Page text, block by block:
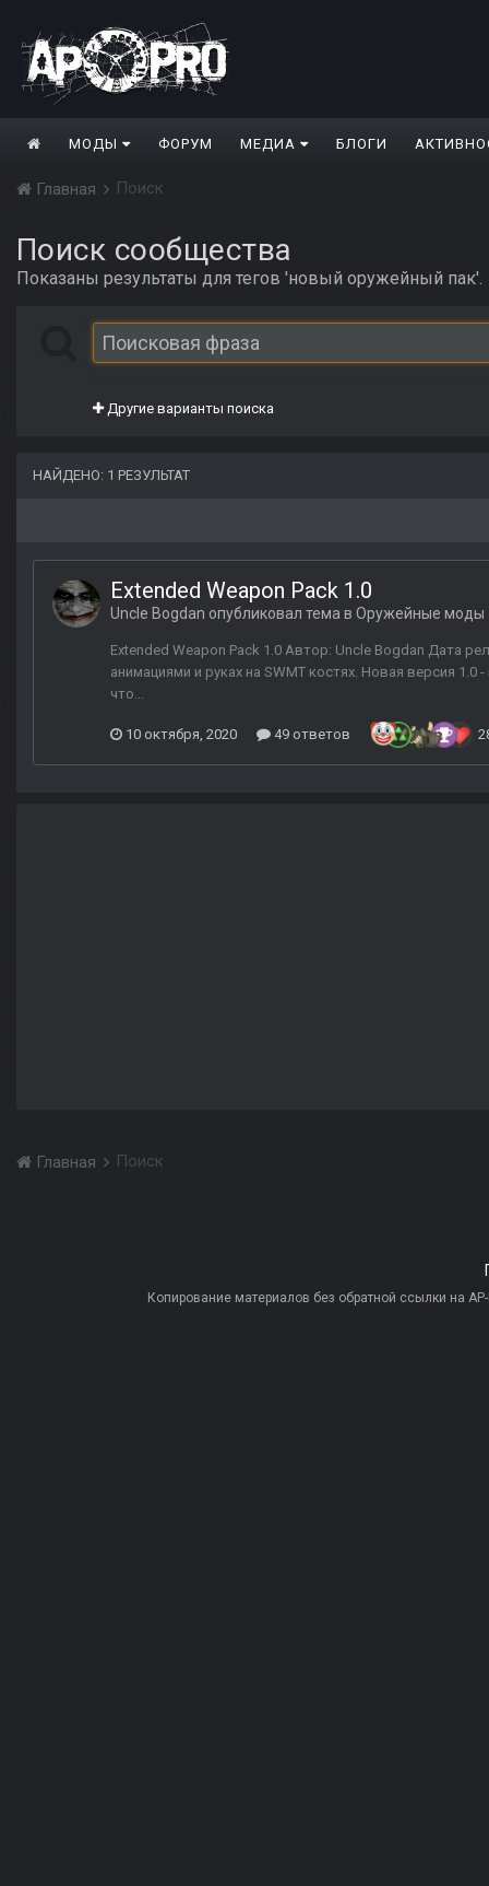
МОДЫ ФОРУМ МЕДИА БЛОГИ
Главная Поиск
Поиск сообщества
Показаны результаты для тегов 'новый оружейный пак'.
Другие варианты поиска
НАЙДЕНО: 1 РЕЗУЛЬТАТ
Extended Weapon Pack 1.0
Uncle Bogdan опубликовал тема в Оружейные моды
Extended Weapon Pack 1.0 Автор: Uncle Bogdan Дата
анимациями и руках на SWMT костях. Новая версия
что...
10 октября, 2020 49 ответов
Главная Поиск
Копирование материалов без обратной ссылки на